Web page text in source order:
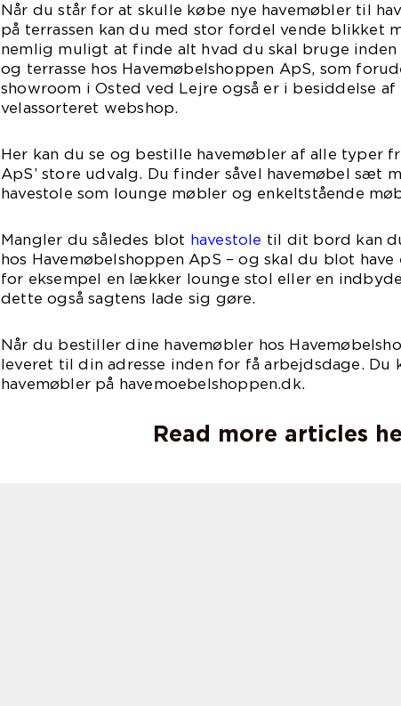
Når du står for at skulle købe nye havemøbler til
på terrassen kan du med stor fordel vende blikket
nemlig muligt at finde alt hvad du skal bruge
og terrasse hos Havemøbelshoppen ApS, som
showroom i Osted ved Lejre også er i besiddelse
velassorteret webshop.
Her kan du se og bestille havemøbler af alle typer
ApS’ store udvalg. Du finder såvel havemøbel sæt
havestole som lounge møbler og enkeltstående
Mangler du således blot havestole til dit bord kan
hos Havemøbelshoppen ApS – og skal du blot
for eksempel en lækker lounge stol eller en
dette også sagtens lade sig gøre.
Når du bestiller dine havemøbler hos
leveret til din adresse inden for få arbejdsdage. Du
havemøbler på havemoebelshoppen.dk.
Read more articles